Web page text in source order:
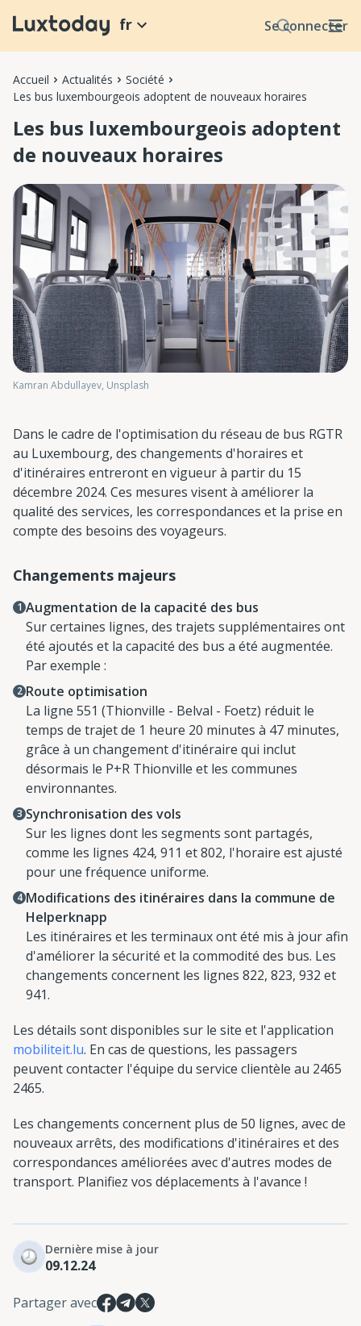
Se connecter
fr
Accueil Actualités
Société
Les bus luxembourgeois adoptent de nouveaux horaires
Les bus luxembourgeois adoptent
de nouveaux horaires
Kamran Abdullayev, Unsplash
Dans le cadre de l'optimisation du réseau de bus RGTR
au Luxembourg, des changements d'horaires et
d'itinéraires entreront en vigueur à partir du 15
décembre 2024. Ces mesures visent à améliorer la
qualité des services, les correspondances et la prise en
compte des besoins des voyageurs.
Changements majeurs
Augmentation de la capacité des bus
Sur certaines lignes, des trajets supplémentaires ont
été ajoutés et la capacité des bus a été augmentée.
Par exemple :
Route optimisation
La ligne 551 (Thionville - Belval - Foetz) réduit le
temps de trajet de 1 heure 20 minutes à 47 minutes,
grâce à un changement d'itinéraire qui inclut
désormais le P+R Thionville et les communes
environnantes.
Synchronisation des vols
Sur les lignes dont les segments sont partagés,
comme les lignes 424, 911 et 802, l'horaire est ajusté
pour une fréquence uniforme.
Modifications des itinéraires dans la commune de
Helperknapp
Les itinéraires et les terminaux ont été mis à jour afin
d'améliorer la sécurité et la commodité des bus. Les
changements concernent les lignes 822, 823, 932 et
941.
Les détails sont disponibles sur le site et l'application
mobiliteit.lu. En cas de questions, les passagers
peuvent contacter l'équipe du service clientèle au 2465
2465.
Les changements concernent plus de 50 lignes, avec de
nouveaux arrêts, des modifications d'itinéraires et des
correspondances améliorées avec d'autres modes de
transport. Planifiez vos déplacements à l'avance !
Dernière mise à jour
09.12.24
Partager avec